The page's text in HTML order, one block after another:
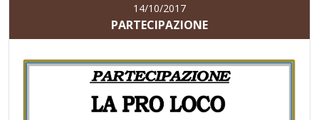
14/10/2017
PARTECIPAZIONE